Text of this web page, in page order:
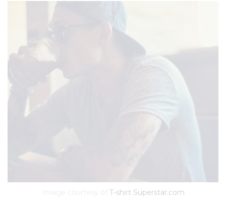
T-shirt Superstar.com